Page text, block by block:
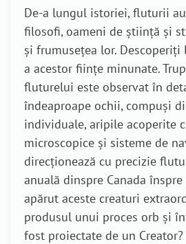
De-a lungul istoriei, fluturii
filosofi, oameni de știință și
și frumusețea lor. Descoperiți
a acestor ființe minunate.
fluturelui este observat în
îndeaproape ochii, compuși
individuale, aripile acoperite
microscopice și sisteme de
direcționează cu precizie
anuală dinspre Canada înspre
apărut aceste creaturi
produsul unui proces orb și
fost proiectate de un Creator?